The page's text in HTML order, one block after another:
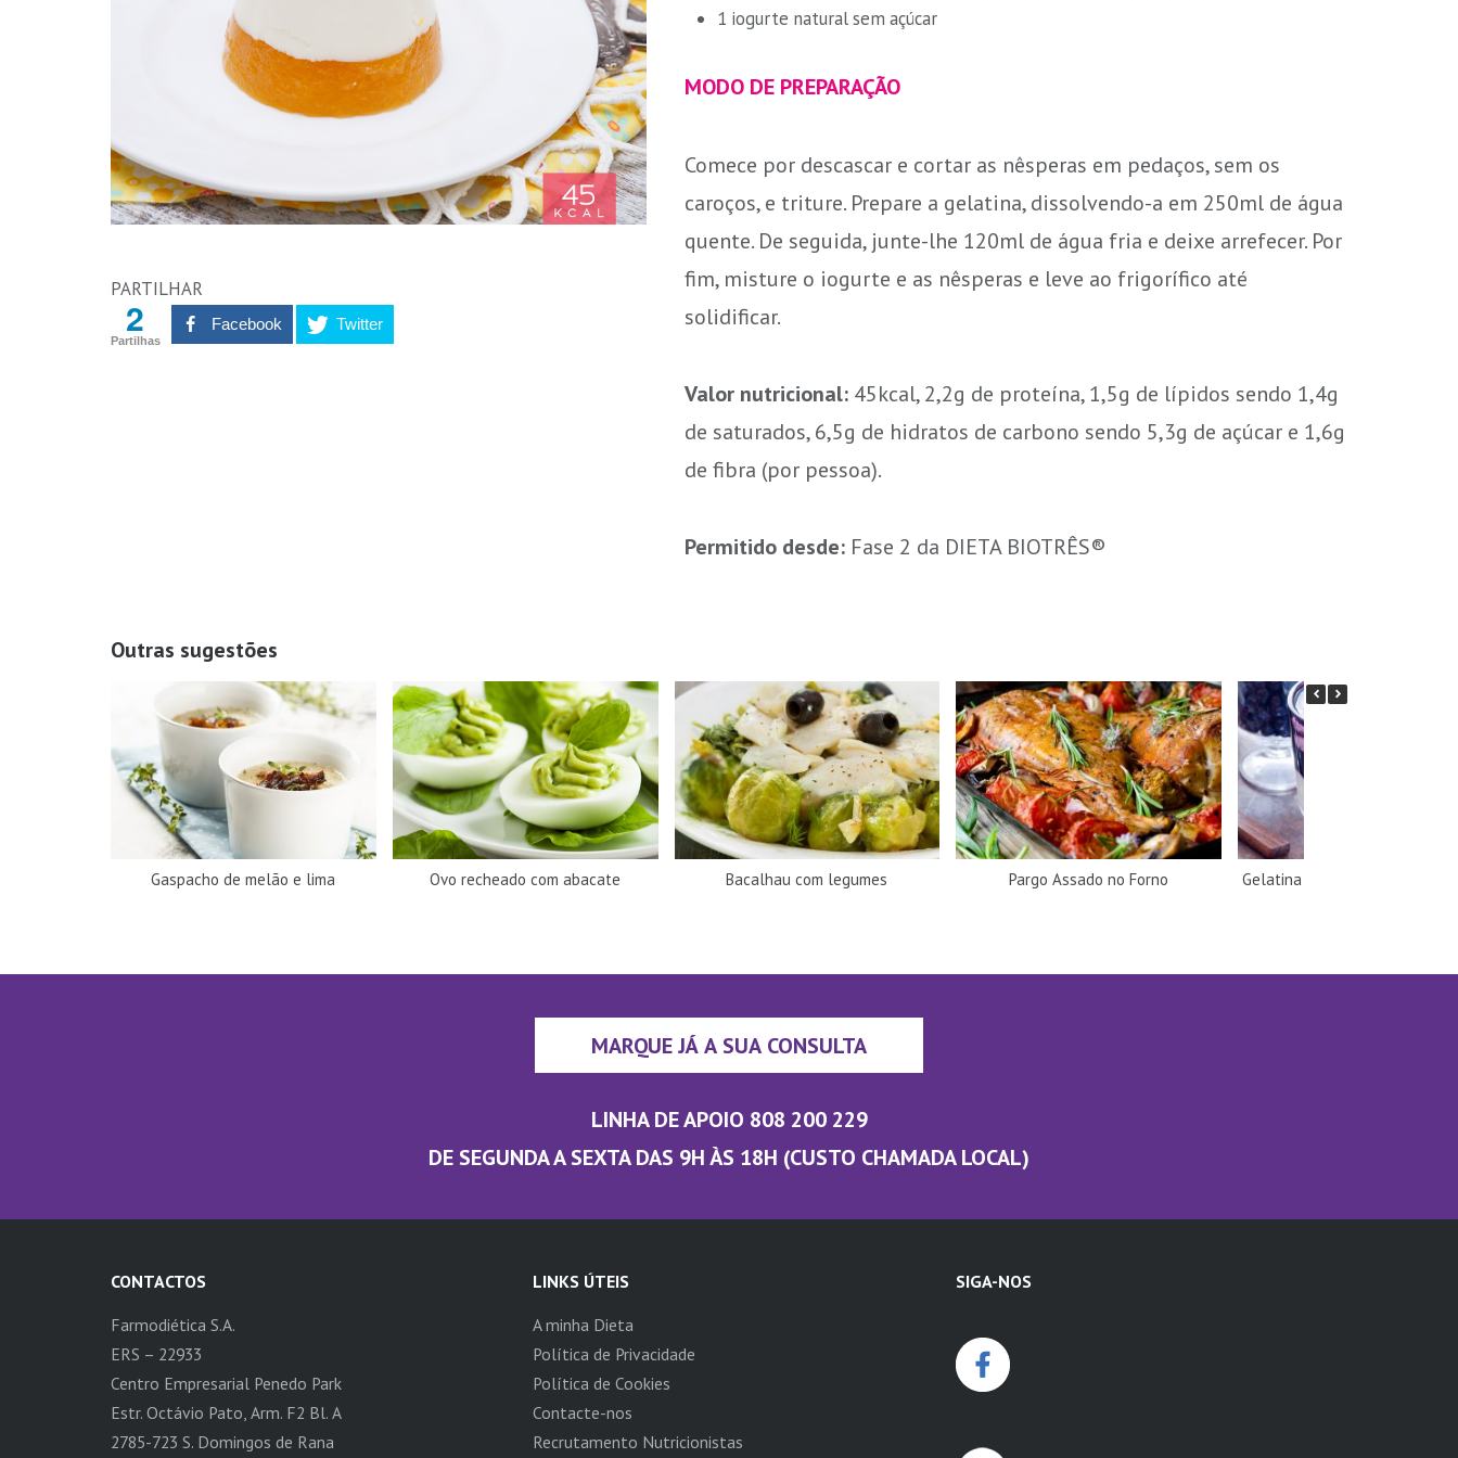
PARTILHAR
2
Partilhas
Facebook Twitter
1 iogurte natural sem açúcar
MODO DE PREPARAÇÃO
Comece por descascar e cortar as nêsperas em pedaços, sem os
caroços, e triture. Prepare a gelatina, dissolvendo-a em 250ml de água
quente. De seguida, junte-lhe 120ml de água fria e deixe arrefecer. Por
fim, misture o iogurte e as nêsperas e leve ao frigorífico até
solidificar.
Valor nutricional: 45kcal, 2,2g de proteína, 1,5g de lípidos sendo 1,4g
de saturados, 6,5g de hidratos de carbono sendo 5,3g de açúcar e 1,6g
de fibra (por pessoa).
Permitido desde: Fase 2 da DIETA BIOTRÊS®
Outras sugestões
Gaspacho de melão e lima Ovo recheado com abacate Bacalhau com legumes Pargo Assado no Forno
Gelatina de mirtilo com
MARQUE JÁ A SUA CONSULTA
LINHA DE APOIO 808 200 229
DE SEGUNDA A SEXTA DAS 9H ÀS 18H (CUSTO CHAMADA LOCAL)
CONTACTOS
Farmodiética S.A.
ERS – 22933
Centro Empresarial Penedo Park
Estr. Octávio Pato, Arm. F2 Bl. A
2785-723 S. Domingos de Rana
LINKS ÚTEIS
A minha Dieta
Política de Privacidade
Política de Cookies
Contacte-nos
Recrutamento Nutricionistas
SIGA-NOS